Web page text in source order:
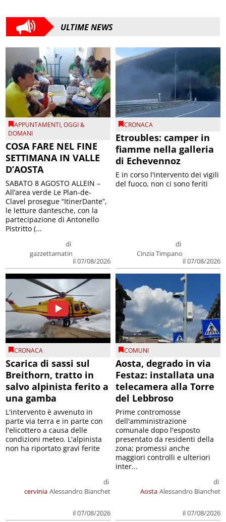
ULTIME NEWS
APPUNTAMENTI,OGGI &
DOMANI
COSA FARE NEL FINE
SETTIMANA IN VALLE
D’AOSTA
di
gazzettamatin
il 07/08/2026
SABATO 8 AGOSTO ALLEIN –
All’area verde Le Plan-de-
Clavel prosegue “ItinerDante”,
le letture dantesche, con la
partecipazione di Antonello
Pistritto (...
CRONACA
Etroubles: camper in
fiamme nella galleria
di Echevennoz
di
Cinzia Timpano
il 07/08/2026
E in corso l'intervento dei vigili
del fuoco, non ci sono feriti
CRONACA
Scarica di sassi sul
Breithorn, tratto in
salvo alpinista ferito a
una gamba
cervinia
di
Alessandro Bianchet
il 07/08/2026
L'intervento è avvenuto in
parte via terra e in parte con
l'elicottero a causa delle
condizioni meteo. L'alpinista
non ha riportato gravi ferite
COMUNI
Aosta, degrado in via
Festaz: installata una
telecamera alla Torre
del Lebbroso
Aosta
di
Alessandro Bianchet
il 07/08/2026
Prime contromosse
dell'amministrazione
comunale dopo l'esposto
presentato da residenti della
zona; promessi anche
maggiori controlli e ulteriori
inter...